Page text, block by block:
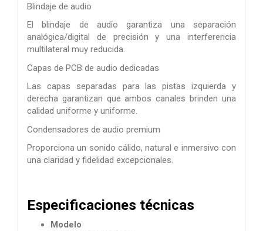
Blindaje de audio
El blindaje de audio garantiza una separación
analógica/digital de precisión y una interferencia
multilateral muy reducida.
Capas de PCB de audio dedicadas
Las capas separadas para las pistas izquierda y
derecha garantizan que ambos canales brinden una
calidad uniforme y uniforme.
Condensadores de audio premium
Proporciona un sonido cálido, natural e inmersivo con
una claridad y fidelidad excepcionales.
Especificaciones técnicas
Modelo